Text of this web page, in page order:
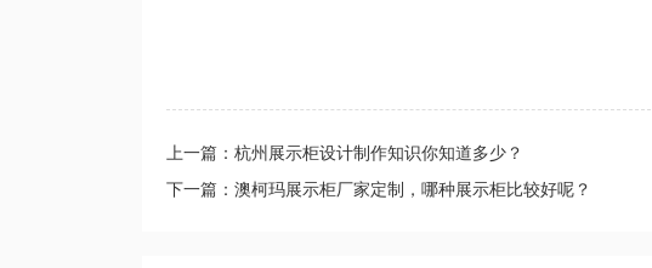
上一篇：杭州展示柜设计制作知识你知道多少？
下一篇：澳柯玛展示柜厂家定制，哪种展示柜比较好呢？